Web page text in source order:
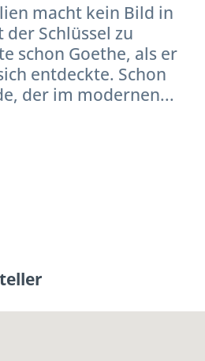
macht kein Bild in
Schlüssel zu
schon Goethe, als er
entdeckte. Schon
der im modernen...